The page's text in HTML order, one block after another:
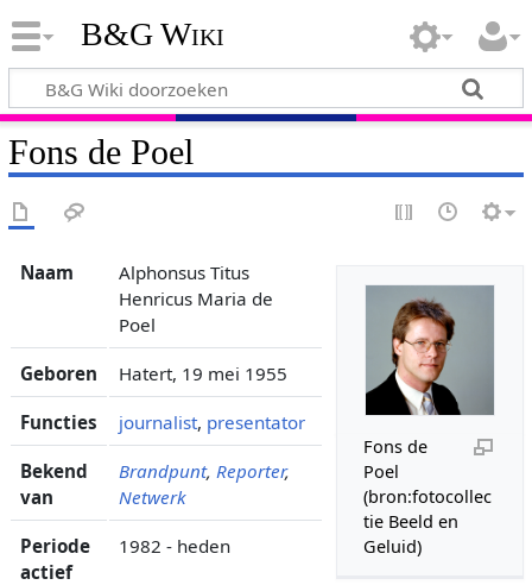
B&G Wiki
Fons de Poel
Fons de
Poel
(bron:fotocollec
tie Beeld en
Geluid)
Naam
Alphonsus Titus
Henricus Maria de
Poel
Geboren Hatert, 19 mei 1955
Functies journalist, presentator
Bekend
van
Brandpunt, Reporter,
Netwerk
Periode
actief
1982 - heden